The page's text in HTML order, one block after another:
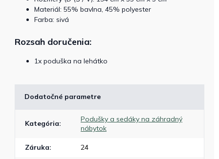
Materiál: 55% bavlna, 45% polyester
Farba: sivá
Rozsah doručenia:
1x poduška na lehátko
Dodatočné parametre
Kategória:
Podušky a sedáky na záhradný
nábytok
Záruka: 24